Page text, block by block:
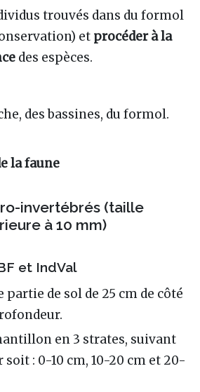
trouvés dans du formol
et procéder à la
des espèces.
des bassines, du formol.
la faune
invertébrés (taille
à 10 mm)
et IndVal
de sol de 25 cm de côté
en 3 strates, suivant
: 0-10 cm, 10-20 cm et 20-